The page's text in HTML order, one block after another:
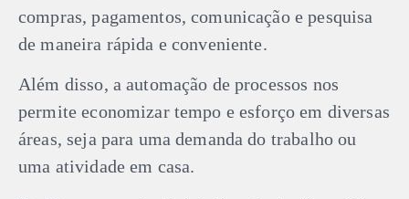
compras, pagamentos, comunicação e pesquisa
de maneira rápida e conveniente.
Além disso, a automação de processos nos
permite economizar tempo e esforço em diversas
áreas, seja para uma demanda do trabalho ou
uma atividade em casa.